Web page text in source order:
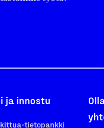
ja innostu
tietopankki